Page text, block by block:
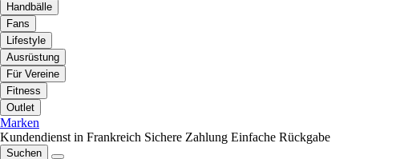
Handbälle
Fans
Lifestyle
Ausrüstung
Für Vereine
Fitness
Outlet
Marken
Kundendienst in Frankreich Sichere Zahlung Einfache Rückgabe
Suchen